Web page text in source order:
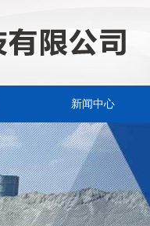
新闻中心